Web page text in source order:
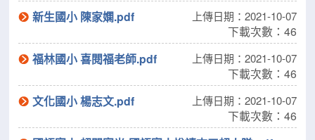
新生國小 陳家嫻.pdf 上傳日期：2021-10-07
下載次數：46
福林國小 喜閱福老師.pdf 上傳日期：2021-10-07
下載次數：46
文化國小 楊志文.pdf 上傳日期：2021-10-07
下載次數：46